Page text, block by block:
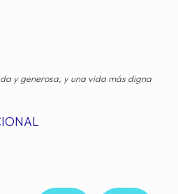
y generosa, y una vida más digna